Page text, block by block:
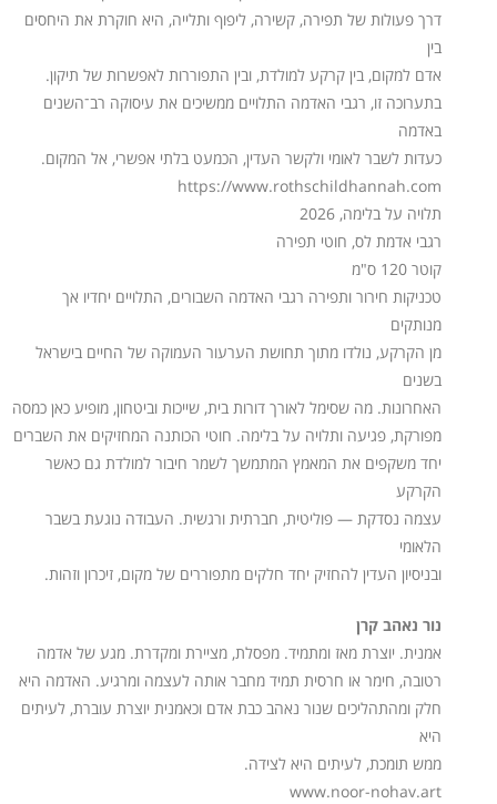
דרך פעולות של תפירה, קשירה, ליפוף ותלייה, היא חוקרת את היחסים
בין
אדם למקום, בין קרקע למולדת, ובין התפוררות לאפשרות של תיקון.
בתערוכה זו, רגבי האדמה התלויים ממשיכים את עיסוקה רב־השנים
באדמה
כעדות לשבר לאומי ולקשר העדין, הכמעט בלתי אפשרי, אל המקום.
https://www.rothschildhannah.com
תלויה על בלימה, 2026
רגבי אדמת לס, חוטי תפירה
קוטר 120 ס"מ
טכניקות חירור ותפירה רגבי האדמה השבורים, התלויים יחדיו אך
מנותקים
מן הקרקע, נולדו מתוך תחושת הערעור העמוקה של החיים בישראל
בשנים
האחרונות. מה שסימל לאורך דורות בית, שייכות וביטחון, מופיע כאן כמסה
מפורקת, פגיעה ותלויה על בלימה. חוטי הכותנה המחזיקים את השברים
יחד משקפים את המאמץ המתמשך לשמר חיבור למולדת גם כאשר
הקרקע
עצמה נסדקת — פוליטית, חברתית ורגשית. העבודה נוגעת בשבר
הלאומי
ובניסיון העדין להחזיק יחד חלקים מתפוררים של מקום, זיכרון וזהות.
נור נאהב קרן
אמנית. יוצרת מאז ומתמיד. מפסלת, מציירת ומקדרת. מגע של אדמה
רטובה, חימר או חרסית תמיד מחבר אותה לעצמה ומרגיע. האדמה היא
חלק ומהתהליכים שנור נאהב כבת אדם וכאמנית יוצרת עוברת, לעיתים
היא
ממש תומכת, לעיתים היא לצידה.
www.noor-nohav.art